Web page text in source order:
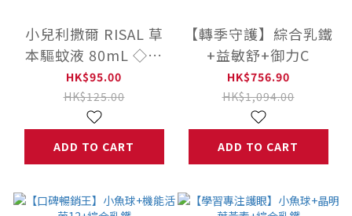
小兒利撒爾 RISAL 草
本驅蚊液 80mL ◇草
本驅離蚊蟲◇
HK$95.00
HK$125.00
ADD TO CART
【轉季守護】綜合乳鐵
+益敏舒+御力C
HK$756.90
HK$1,094.00
ADD TO CART